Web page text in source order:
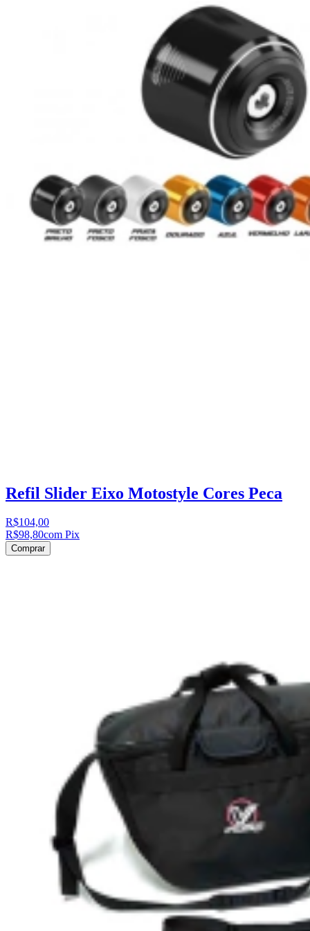
Refil Slider Eixo Motostyle Cores Peca
R$104,00
R$98,80com Pix
Comprar